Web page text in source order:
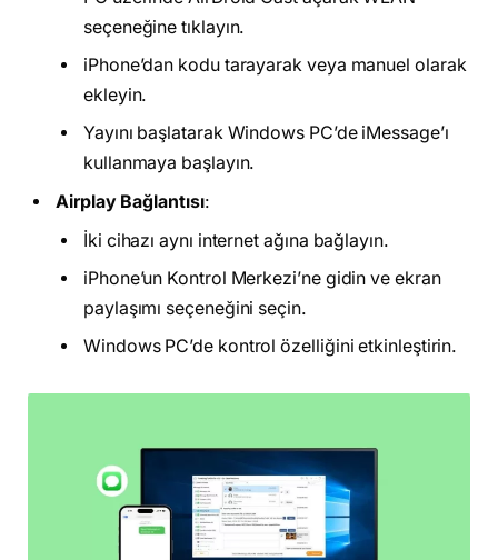
seçeneğine tıklayın.
iPhone’dan kodu tarayarak veya manuel olarak
ekleyin.
Yayını başlatarak Windows PC’de iMessage’ı
kullanmaya başlayın.
Airplay Bağlantısı:
İki cihazı aynı internet ağına bağlayın.
iPhone’un Kontrol Merkezi’ne gidin ve ekran
paylaşımı seçeneğini seçin.
Windows PC’de kontrol özelliğini etkinleştirin.